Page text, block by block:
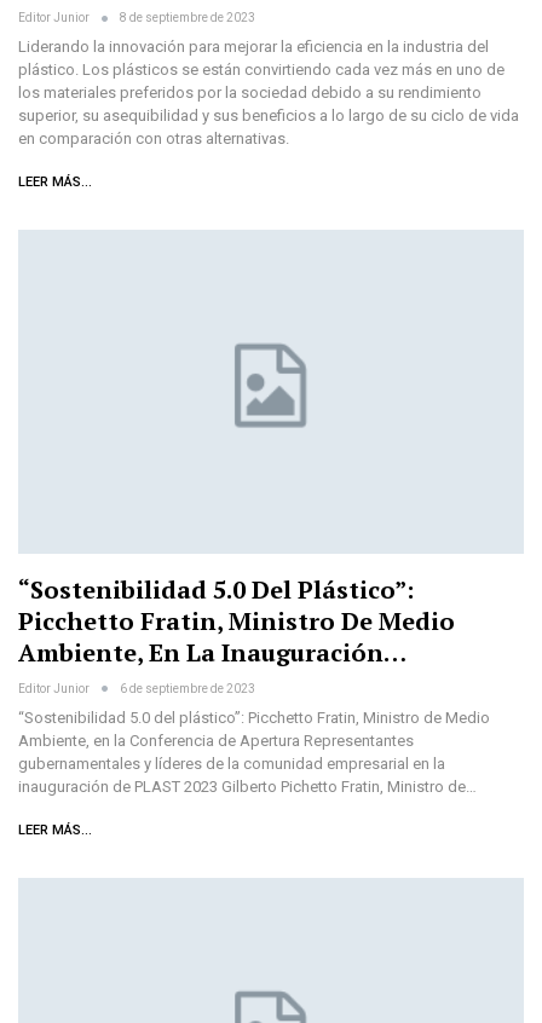
Editor Junior 8 de septiembre de 2023
Liderando la innovación para mejorar la eficiencia en la industria del
plástico. Los plásticos se están convirtiendo cada vez más en uno de
los materiales preferidos por la sociedad debido a su rendimiento
superior, su asequibilidad y sus beneficios a lo largo de su ciclo de vida
en comparación con otras alternativas.
LEER MÁS...
“Sostenibilidad 5.0 Del Plástico”:
Picchetto Fratin, Ministro De Medio
Ambiente, En La Inauguración…
Editor Junior 6 de septiembre de 2023
“Sostenibilidad 5.0 del plástico”: Picchetto Fratin, Ministro de Medio
Ambiente, en la Conferencia de Apertura Representantes
gubernamentales y líderes de la comunidad empresarial en la
inauguración de PLAST 2023 Gilberto Pichetto Fratin, Ministro de…
LEER MÁS...